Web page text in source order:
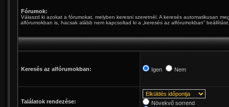
Fórumok:
Válaszd ki azokat a fórumokat, melyben keresni szeretnél. A keresés automatikusan
alfórumokban is, hacsak alább nem kapcsoltad ki a „keresés az alfórumokban” beállítást.
Keresés az alfórumokban: Igen Nem
Találatok rendezése:
Növekvő sorrend